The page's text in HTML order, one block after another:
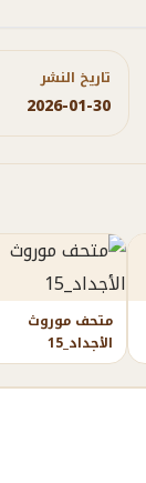
تاريخ النشر
2026-01-30
متحف موروث
الأجداد_15